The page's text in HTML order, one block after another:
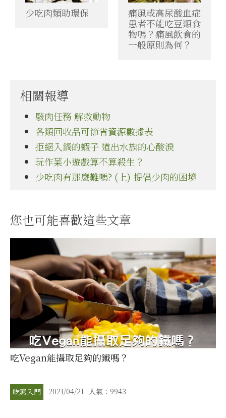
少吃肉類助環保
痛風或高尿酸血症
患者不能吃豆類食
物嗎？痛風飲食的
一般原則為何？
相關報導
駭肉任務 解救動物
各類回收品可節省資源數據表
拒絕入鍋的蝦子 道出水族的心酸淚
玩作菜小遊戲算不算殺生？
少吃肉有那麼難嗎? (上) 提倡少肉的困境
您也可能喜歡這些文章
吃Vegan能攝取足夠的鐵嗎？
吃素入門 2021/04/21 人氣：9943